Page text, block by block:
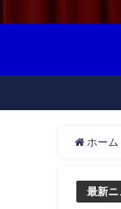
ホーム
最新ニ